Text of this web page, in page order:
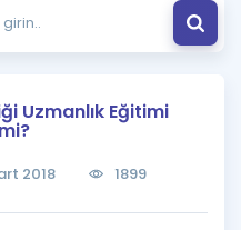
Gramer
Uzmanlık Eğitimi
2018 1899